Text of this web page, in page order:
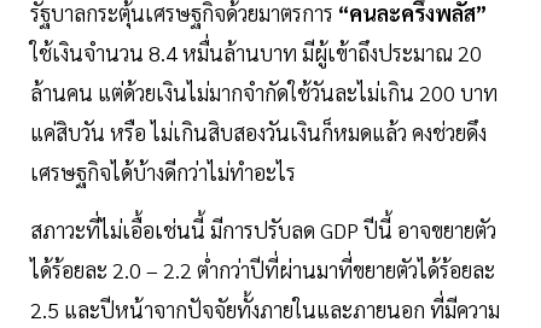
รัฐบาลกระตุ้นเศรษฐกิจด้วยมาตรการ “คนละครึ่งพลัส”
ใช้เงินจำนวน 8.4 หมื่นล้านบาท มีผู้เข้าถึงประมาณ 20
ล้านคน แต่ด้วยเงินไม่มากจำกัดใช้วันละไม่เกิน 200 บาท
แค่สิบวัน หรือ ไม่เกินสิบสองวันเงินก็หมดแล้ว คงช่วยดึง
เศรษฐกิจได้บ้างดีกว่าไม่ทำอะไร
สภาวะที่ไม่เอื้อเช่นนี้ มีการปรับลด GDP ปีนี้ อาจขยายตัว
ได้ร้อยละ 2.0 – 2.2 ต่ำกว่าปีที่ผ่านมาที่ขยายตัวได้ร้อยละ
2.5 และปีหน้าจากปัจจัยทั้งภายในและภายนอก ที่มีความ